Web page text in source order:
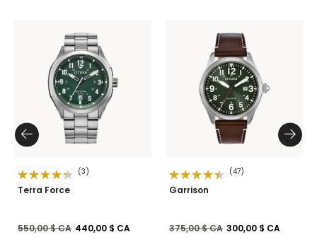
(3)
Terra Force
Prix réduit de
550,00 $ CAà440,00 $ CA
(47)
Garrison
Prix réduit de
375,00 $ CAà300,00 $ CA